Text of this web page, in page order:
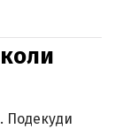
Подекуди